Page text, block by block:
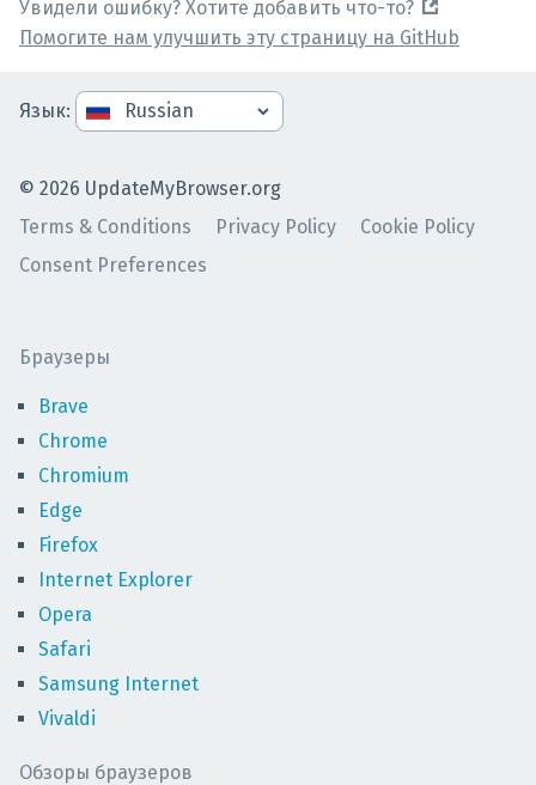
Увидели ошибку? Хотите добавить что-то?
Помогите нам улучшить эту страницу на GitHub
© 2026 UpdateMyBrowser.org
Terms & Conditions
Privacy Policy
Cookie Policy
Consent Preferences
Язык:
Браузеры
Brave
Chrome
Chromium
Edge
Firefox
Internet Explorer
Opera
Safari
Samsung Internet
Vivaldi
Обзоры браузеров